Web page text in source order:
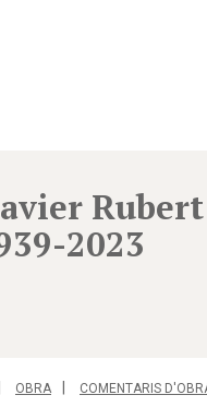
2023
OBRA COMENTARIS